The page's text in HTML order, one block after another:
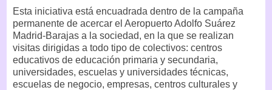
Esta iniciativa está encuadrada dentro de la campaña
permanente de acercar el Aeropuerto Adolfo Suárez
Madrid-Barajas a la sociedad, en la que se realizan
visitas dirigidas a todo tipo de colectivos: centros
educativos de educación primaria y secundaria,
universidades, escuelas y universidades técnicas,
escuelas de negocio, empresas, centros culturales y